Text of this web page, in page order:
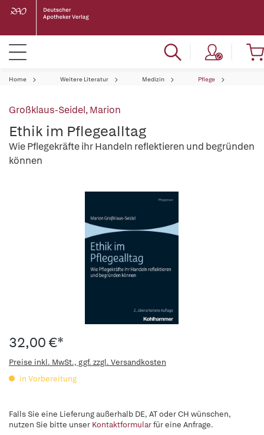
Home Weitere Literatur Medizin Pflege
Großklaus-Seidel, Marion
Ethik im Pflegealltag
Wie Pflegekräfte ihr Handeln reflektieren und begründen
können
32,00 €*
Preise inkl. MwSt., ggf. zzgl. Versandkosten
in Vorbereitung
Falls Sie eine Lieferung außerhalb DE, AT oder CH wünschen,
nutzen Sie bitte unser Kontaktformularfür eine Anfrage.